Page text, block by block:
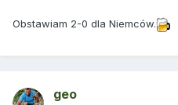
Obstawiam 2-0 dla Niemców.
geo